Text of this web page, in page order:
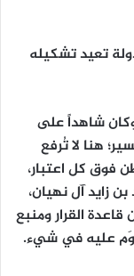
تعيد تشكيله
وكان شاهداً على
هنا لا تُرفع
فوق كل اعتبار،
زايد آل نهيان،
القرار ومنبع
عليه في شيء.